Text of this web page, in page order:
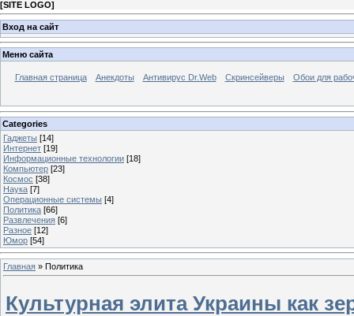
[SITE LOGO]
Вход на сайт
Меню сайта
Главная страница Анекдоты Антивирус Dr.Web Скринсейверы Обои для
Categories
Гаджеты [14]
Интернет [19]
Информационные технологии [18]
Компьютер [23]
Космос [38]
Наука [7]
Операционные системы [4]
Политика [66]
Развлечения [6]
Разное [12]
Юмор [54]
Главная » Политика
Культурная элита Украины как